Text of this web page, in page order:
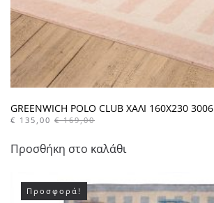
GREENWICH POLO CLUB ΧΑΛΙ 160X230 3006
€ 135,00 €169,00
Προσθήκη στο καλάθι
Προσφορά!